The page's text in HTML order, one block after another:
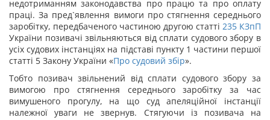
недотриманням законодавства про працю та про оплату
праці. За пред`явлення вимоги про стягнення середнього
заробітку, передбаченого частиною другою статті 235 КЗпП
України позивачі звільняються від сплати судового збору в
усіх судових інстанціях на підставі пункту 1 частини першої
статті 5 Закону України «Про судовий збір».
Тобто позивач звільнений від сплати судового збору за
вимогою про стягнення середнього заробітку за час
вимушеного прогулу, на що суд апеляційної інстанції
належної уваги не звернув. Стягуючи із позивача на